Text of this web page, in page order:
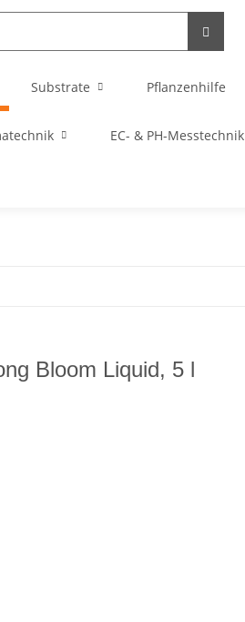
Substrate Pflanzenhilfe
EC- & PH-Messtechnik
Bloom Liquid, 5 l